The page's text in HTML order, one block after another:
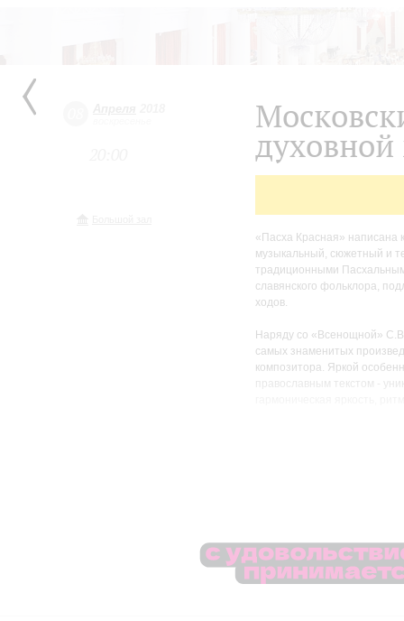
духовной
«Пасха Красная» написана
музыкальный, сюжетный и
традиционными
славянского фольклора,
ходов.
Наряду со «Всенощной»
самых знаменитых
композитора. Яркой
православным текстом -